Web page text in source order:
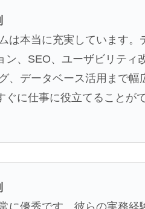
は本当に充実しています
ン、SEO、ユーザビリティ
、データベース活用まで
ぐに仕事に役立てることが